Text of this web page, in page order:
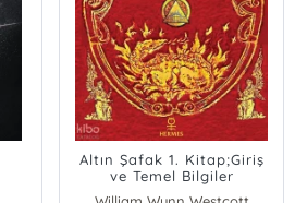
Altın Şafak 1. Kitap;Giriş
ve Temel Bilgiler